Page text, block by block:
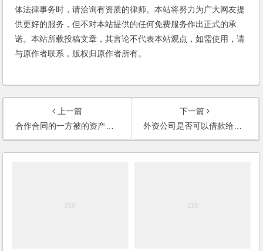
体法律事务时，请洽询有资质的律师。本站将努力为广大网友提
供更好的服务，但不对本站提供的任何免费服务作出正式的承
诺。本站所载投稿文章，其言论不代表本站观点，如需使用，请
与原作者联系，版权归原作者所有。
上一篇
合作合同的一方被的资产收购，公司被撤销，另一方是否需要与收购方重新签订合同？
下一篇
外资公司是否可以借款给公司的董事和高级管理人员？